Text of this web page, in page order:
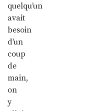
quelqu’un
avait
besoin
d’un
coup
de
main,
on
y